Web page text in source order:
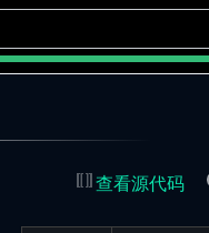
查看源代码